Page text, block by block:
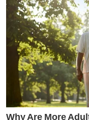
Why Are More